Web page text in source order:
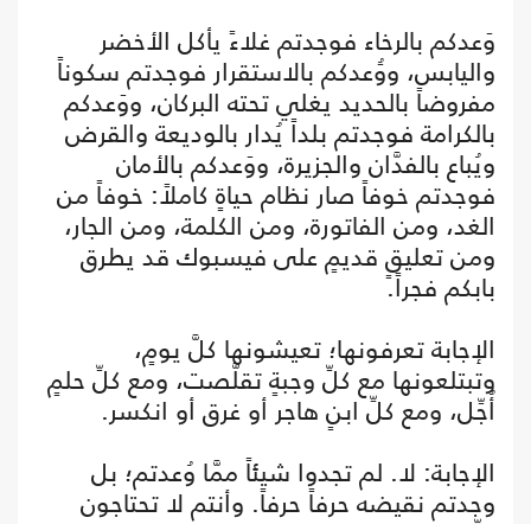
وَعدكم بالرخاء فوجدتم غلاءً يأكل الأخضر
واليابس، ووَُعدكم بالاستقرار فوجدتم سكوناً
مفروضاً بالحديد يغلي تحته البركان، ووَعدكم
بالكرامة فوجدتم بلداً يُدار بالوديعة والقرض
ويُباع بالفدَّان والجزيرة، ووَعدكم بالأمان
فوجدتم خوفاً صار نظام حياةٍ كاملاً: خوفاً من
الغد، ومن الفاتورة، ومن الكلمة، ومن الجار،
ومن تعليقٍ قديمٍ على فيسبوك قد يطرق
بابكم فجراً.
الإجابة تعرفونها؛ تعيشونها كلَّ يومٍ،
وتبتلعونها مع كلِّ وجبةٍ تقلَّصت، ومع كلِّ حلمٍ
أُجِّل، ومع كلِّ ابنٍ هاجر أو غرق أو انكسر.
الإجابة: لا. لم تجدوا شيئاً ممَّا وُعدتم؛ بل
وجدتم نقيضه حرفاً حرفاً. وأنتم لا تحتاجون